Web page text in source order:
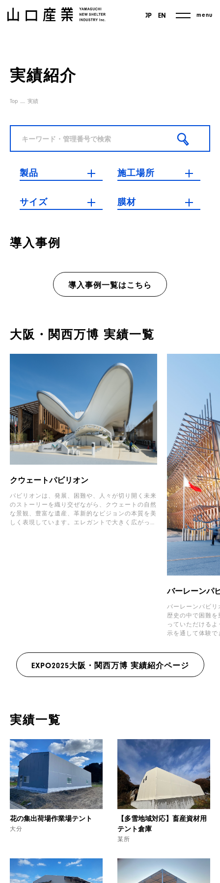
JP EN menu
実績紹介
Top 実績
製品 施工場所
サイズ 膜材
導入事例
導入事例一覧はこちら
大阪・関西万博 実績一覧
クウェートパビリオン
パビリオンは、発展、困難や、人々が切り開く未来
のストーリーを織り交ぜながら、クウェートの自然
な景観、豊富な遺産、革新的なビジョンの本質を美
しく表現しています。エレガントで大きく広がった
バーレーンパ
バーレーンパビ
歴史の中で困難
っていただける
示を通して体験できます。 バー
ーンの二つの海
浅瀬に湧き出る
EXPO2025大阪・関西万博 実績紹介ページ
実績一覧
花の集出荷場作業場テント
大分
【多雪地域対応】畜産資材用
テント倉庫
某所